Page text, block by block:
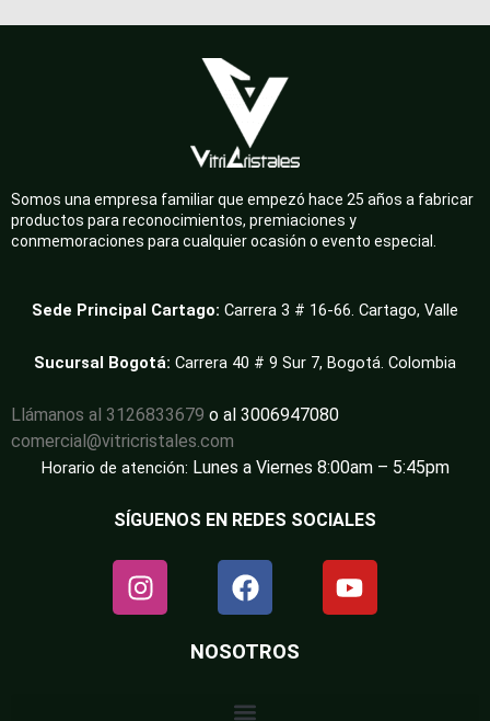
Somos una empresa familiar que empezó hace 25 años a fabricar
productos para reconocimientos, premiaciones y
conmemoraciones para cualquier ocasión o evento especial.
Sede Principal Cartago: Carrera 3 # 16-66. Cartago, Valle
Sucursal Bogotá: Carrera 40 # 9 Sur 7, Bogotá. Colombia
Llámanos al 3126833679 o al 3006947080
comercial@vitricristales.com
Horario de atención: Lunes a Viernes 8:00am – 5:45pm
SÍGUENOS EN REDES SOCIALES
NOSOTROS